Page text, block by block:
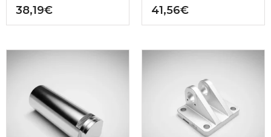
38,19€ 41,56€